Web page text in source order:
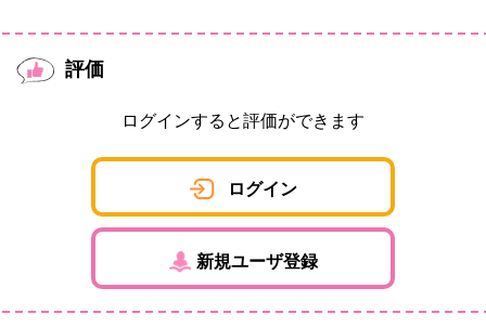
評価
ログインすると評価ができます
ログイン
新規ユーザ登録